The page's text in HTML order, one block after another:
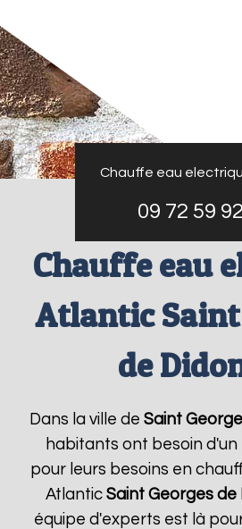
Chauffe eau
09 72 59
Chauffe eau
Atlantic Saint
de
Dans la ville deSaint
habitants ont besoin
pour leurs besoins en
Atlantic Saint Georges de
équipe d'experts est là